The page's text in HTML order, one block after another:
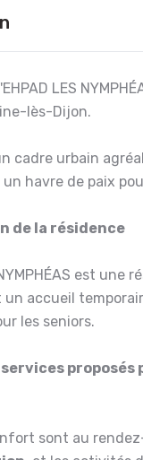
LES
lès-Dijon.
cadre urbain
havre de paix
de la résidence
est une
un accueil
les seniors.
proposés
sont au